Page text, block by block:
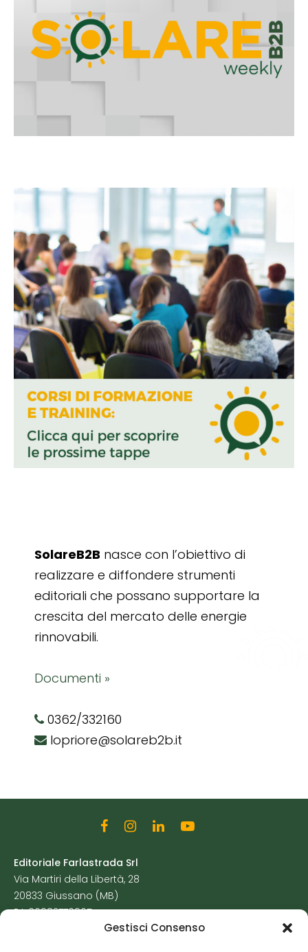
Gestisci Consenso
SolareB2B nasce con l’obiettivo di
realizzare e diffondere strumenti
editoriali che possano supportare la
crescita del mercato delle energie
rinnovabili.
Documenti »
0362/332160
lopriore@solareb2b.it
Editoriale Farlastrada Srl
Via Martiri della Libertà, 28
20833 Giussano (MB)
P.I. 06982770965